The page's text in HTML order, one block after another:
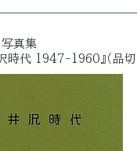
真集
時代 1947-1960』（品切